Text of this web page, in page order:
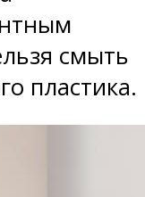
смыть
пластика.